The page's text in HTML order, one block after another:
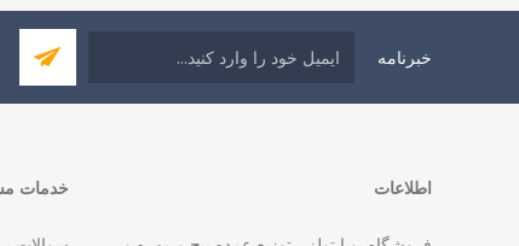
خبرنامه
اطلاعات خدمات